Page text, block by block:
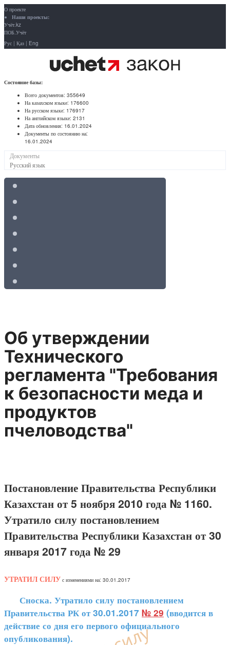
О проекте
Наши проекты:
Учёт.kz
ПОБ.Учёт
Рус | Қаз | Eng
Состояние базы:
Всего документов: 355649
На казахском языке: 176600
На русском языке: 176917
На английском языке: 2131
Дата обновления: 16.01.2024
Документы по состоянию на:
16.01.2024
Документы
Русский язык
Об утверждении
Технического
регламента "Требования
к безопасности меда и
продуктов
пчеловодства"
Постановление Правительства Республики
Казахстан от 5 ноября 2010 года № 1160.
Утратило силу постановлением
Правительства Республики Казахстан от 30
января 2017 года № 29
УТРАТИЛ СИЛУ с изменениями на: 30.01.2017
Сноска. Утратило силу постановлением
Правительства РК от 30.01.2017 № 29 (вводится в
действие со дня его первого официального
опубликования).